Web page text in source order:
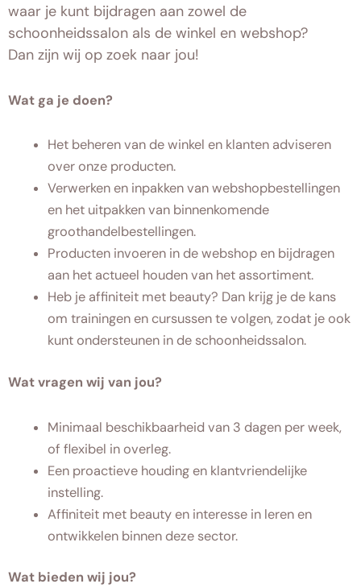
waar je kunt bijdragen aan zowel de
schoonheidssalon als de winkel en webshop?
Dan zijn wij op zoek naar jou!
Wat ga je doen?
Het beheren van de winkel en klanten adviseren
over onze producten.
Verwerken en inpakken van webshopbestellingen
en het uitpakken van binnenkomende
groothandelbestellingen.
Producten invoeren in de webshop en bijdragen
aan het actueel houden van het assortiment.
Heb je affiniteit met beauty? Dan krijg je de kans
om trainingen en cursussen te volgen, zodat je ook
kunt ondersteunen in de schoonheidssalon.
Wat vragen wij van jou?
Minimaal beschikbaarheid van 3 dagen per week,
of flexibel in overleg.
Een proactieve houding en klantvriendelijke
instelling.
Affiniteit met beauty en interesse in leren en
ontwikkelen binnen deze sector.
Wat bieden wij jou?